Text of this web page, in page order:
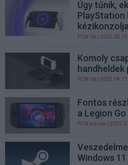
Úgy tűnik,
PlayStation
kézikonzolja
PCW.lite |
Komoly
handheldek
PCW.lite |
Fontos
a Legion
PCW.master |
Windows 11